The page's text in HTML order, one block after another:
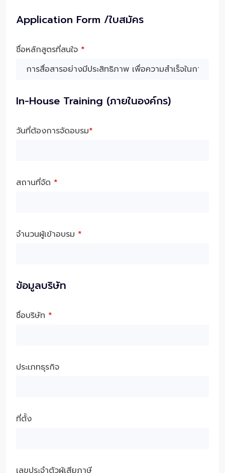
Application Form /ใบสมัคร
ชื่อหลักสูตรที่สนใจ *
In-House Training (ภายในองค์กร)
วันที่ต้องการจัดอบรม*
สถานที่จัด *
จำนวนผู้เข้าอบรม *
ข้อมูลบริษัท
ชื่อบริษัท *
ประเภทธุรกิจ
ที่ตั้ง
เลขประจำตัวผู้เสียภาษี